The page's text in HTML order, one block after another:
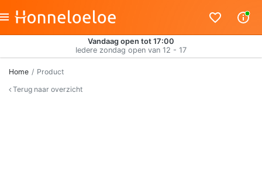
Vandaag open tot 17:00
Iedere zondag open van 12 - 17
Home
Product
Terug naar overzicht